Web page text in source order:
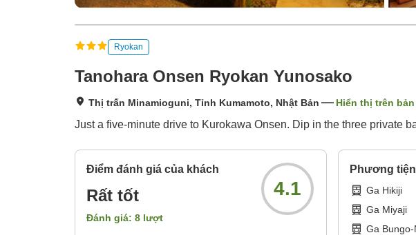
Ryokan
Tanohara Onsen Ryokan Yunosako
Thị trấn Minamioguni, Tỉnh Kumamoto, Nhật Bản Hiển thị trên
Just a five-minute drive to Kurokawa Onsen. Dip in the three private
Điểm đánh giá của khách
Rất tốt
Đánh giá: 8 lượt
4.1
Phương
Ga Hikiji
Ga Miyaji
Ga